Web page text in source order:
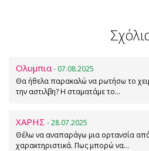
Ολυμπια- 07.08.2025
Θα ήθελα παρακαλώ να ρωτήσω το
την αστιλβη? Η σταματάμε το…
ΧΑΡΗΣ - 28.07.2025
Θέλω να αναπαράγω μια ορτανσία
χαρακτηριστικά. Πως μπορώ να…